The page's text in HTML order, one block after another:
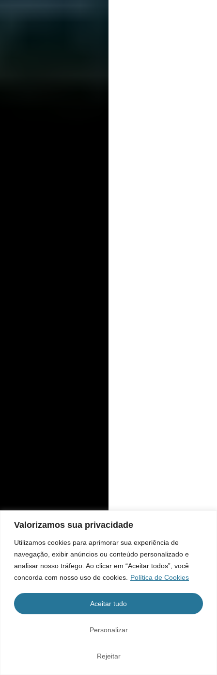
Valorizamos sua privacidade
Utilizamos cookies para aprimorar sua experiência de
navegação, exibir anúncios ou conteúdo personalizado e
analisar nosso tráfego. Ao clicar em “Aceitar todos”, você
concorda com nosso uso de cookies.
Política de Cookies
Personalizar
Rejeitar
Aceitar tudo